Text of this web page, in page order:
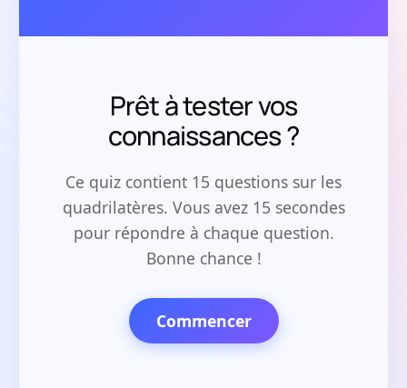
Prêt à tester vos
connaissances ?
Ce quiz contient 15 questions sur les
quadrilatères. Vous avez 15 secondes
pour répondre à chaque question.
Bonne chance !
Commencer